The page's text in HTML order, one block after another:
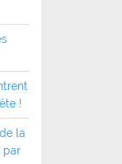
!
la
par